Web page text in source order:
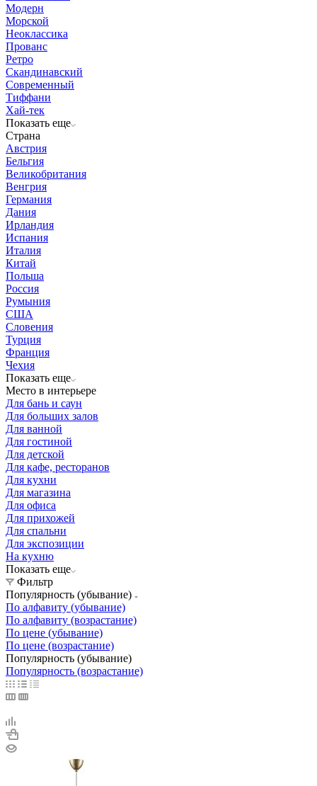
Модерн
Морской
Неоклассика
Прованс
Ретро
Скандинавский
Современный
Тиффани
Хай-тек
Показать еще
Страна
Австрия
Бельгия
Великобритания
Венгрия
Германия
Дания
Ирландия
Испания
Италия
Китай
Польша
Россия
Румыния
США
Словения
Турция
Франция
Чехия
Показать еще
Место в интерьере
Для бань и саун
Для больших залов
Для ванной
Для гостиной
Для детской
Для кафе, ресторанов
Для кухни
Для магазина
Для офиса
Для прихожей
Для спальни
Для экспозиции
На кухню
Показать еще
Фильтр
Популярность (убывание)
По алфавиту (убывание)
По алфавиту (возрастание)
По цене (убывание)
По цене (возрастание)
Популярность (убывание)
Популярность (возрастание)